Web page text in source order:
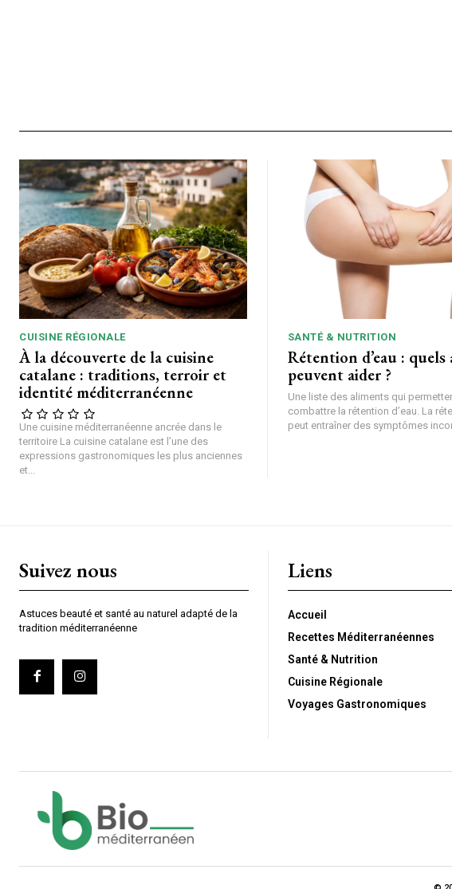
CUISINE RÉGIONALE
À la découverte de la cuisine
catalane : traditions, terroir et
identité méditerranéenne
Une cuisine méditerranéenne ancrée dans le
territoire La cuisine catalane est l’une des
expressions gastronomiques les plus anciennes
et...
SANTÉ & NUTRITION
Rétention d’eau : quels
peuvent aider ?
Une liste des aliments qui
combattre la rétention d’eau. La
peut entraîner des symptômes
Suivez nous
Astuces beauté et santé au naturel adapté de la
tradition méditerranéenne
Liens
Accueil
Recettes Méditerranéennes
Santé & Nutrition
Cuisine Régionale
Voyages Gastronomiques